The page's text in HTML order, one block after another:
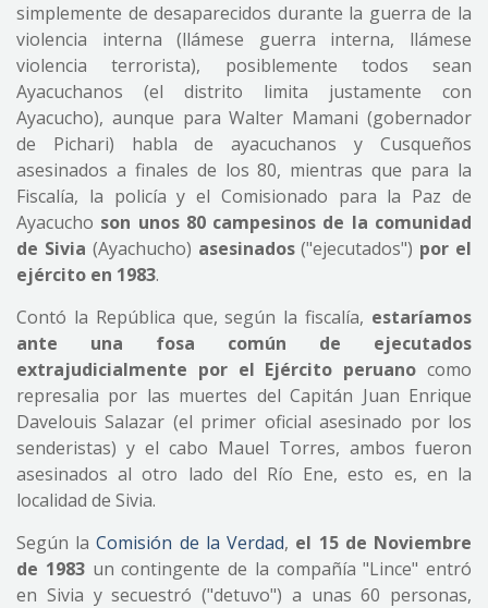
simplemente de desaparecidos durante la guerra de la
violencia interna (llámese guerra interna, llámese
violencia terrorista), posiblemente todos sean
Ayacuchanos (el distrito limita justamente con
Ayacucho), aunque para Walter Mamani (gobernador
de Pichari) habla de ayacuchanos y Cusqueños
asesinados a finales de los 80, mientras que para la
Fiscalía, la policía y el Comisionado para la Paz de
Ayacucho son unos 80 campesinos de la comunidad
de Sivia (Ayachucho) asesinados("ejecutados") por el
ejército en 1983.
Contó la República que, según la fiscalía, estaríamos
ante una fosa común de ejecutados
extrajudicialmente por el Ejército peruano como
represalia por las muertes del Capitán Juan Enrique
Davelouis Salazar (el primer oficial asesinado por los
senderistas) y el cabo Mauel Torres, ambos fueron
asesinados al otro lado del Río Ene, esto es, en la
localidad de Sivia.
Según laComisión de la Verdad, el 15 de Noviembre
de 1983un contingente de la compañía "Lince" entró
en Sivia y secuestró ("detuvo") a unas 60 personas,